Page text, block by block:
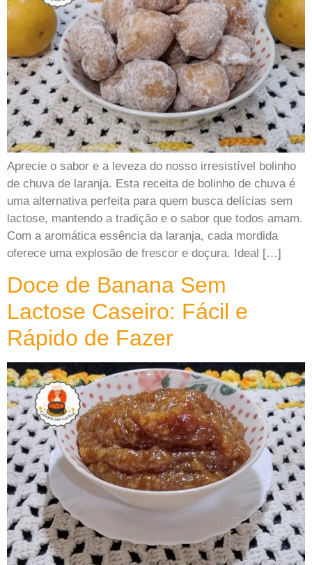
Aprecie o sabor e a leveza do nosso irresistível bolinho
de chuva de laranja. Esta receita de bolinho de chuva é
uma alternativa perfeita para quem busca delícias sem
lactose, mantendo a tradição e o sabor que todos amam.
Com a aromática essência da laranja, cada mordida
oferece uma explosão de frescor e doçura. Ideal […]
Doce de Banana Sem
Lactose Caseiro: Fácil e
Rápido de Fazer